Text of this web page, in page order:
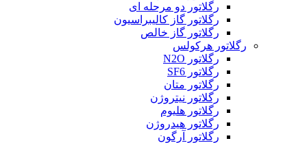
رگلاتور دو مرحله ای
رگلاتور گاز کالیبراسیون
رگلاتور گاز خالص
رگلاتور هرکولس
رگلاتور N2O
رگلاتور SF6
رگلاتور متان
رگلاتور نیتروژن
رگلاتور هلیوم
رگلاتور هیدروژن
رگلاتور آرگون